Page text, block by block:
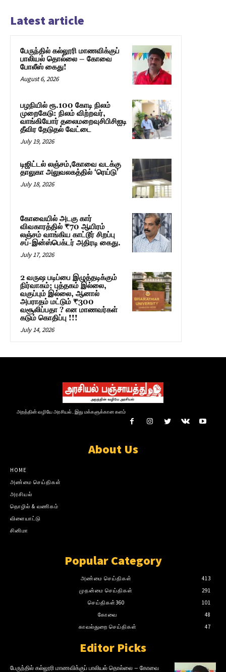
Latest article
பேருந்தில் கல்லூரி மாணவிக்குப்
பாலியல் தொல்லை – கோவை
போலீஸ் கைது!
August 6, 2026
பழநியில் ரூ.100 கோடி நிலம்
முறைகேடு: நிலம் விற்றவர்,
வாங்கியோர் தலைமறைவுசிபிசிஐடி
தீவிர தேடுதல் வேட்டை
July 19, 2026
டிஜிட்டல் லஞ்சம்,கோவை வடக்கு
தாலுகா அலுவலகத்தில் ‘ரெய்டு’
July 18, 2026
கோவையில் அடகு கார்
விவகாரத்தில் ₹70 ஆயிரம்
லஞ்சம் வாங்கிய காட்டூர் சிறப்பு
சப்-இன்ஸ்பெக்டர் அதிரடி கைது.
July 17, 2026
2 வருஷ படிப்பை இழுத்தடிக்கும்
நிர்வாகம்; புத்தகம் இல்லை,
வகுப்பும் இல்லை, ஆனால்
அபராதம் மட்டும் ₹300
வசூலிப்பதா ? என மாணவர்கள்
கடும் கொதிப்பு !!!
July 14, 2026
அறத்தின் வழியே அரசியல்.. இது மக்களுக்கான களம்
About Us
HOME
அண்மை செய்திகள்
அரசியல்
தொழில் & வணிகம்
விளையாட்டு
சினிமா
Popular Category
அண்மை செய்திகள்
413
முதன்மை செய்திகள்
291
செய்திகள்360
101
கோவை
48
காவல்துறை செய்திகள்
47
Editor Picks
பேருந்தில் கல்லூரி மாணவிக்குப் பாலியல் தொல்லை – கோவை